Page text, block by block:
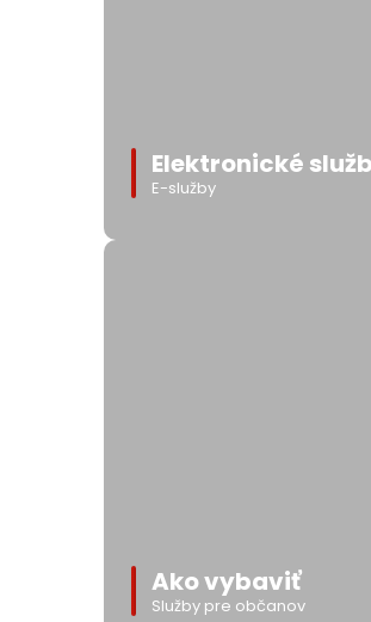
Elektronické
E-služby
Ako vybaviť
Služby pre občanov